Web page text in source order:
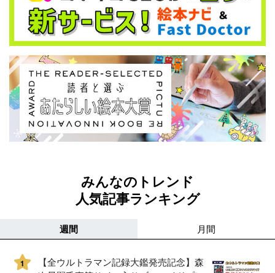
みんなのトレンド
人気記事ランキング
週間 月間
1
【全ウルトラマン記録大鑑発売記念】森